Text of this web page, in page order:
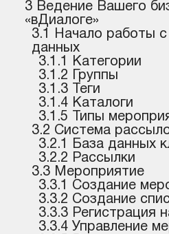
3 Ведение Вашего
«вДиалоге»
3.1 Начало работы с
данных
3.1.1 Категории
3.1.2 Группы
3.1.3 Теги
3.1.4 Каталоги
3.1.5 Типы
3.2 Система
3.2.1 База данных
3.2.2 Рассылки
3.3 Мероприятие
3.3.1 Создание
3.3.2 Создание
3.3.3 Регистрация
3.3.4 Управление